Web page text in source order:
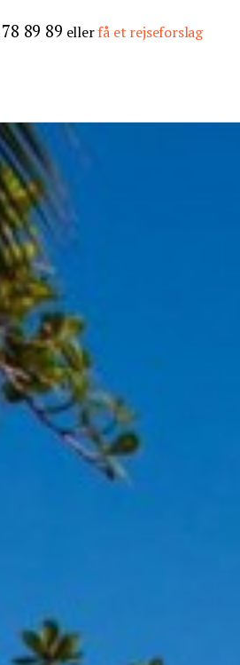
89 89 ellerfå et rejseforslag